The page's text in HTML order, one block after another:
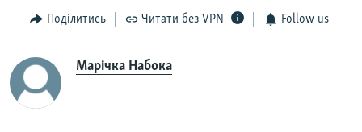
Поділитись Читати без VPN Follow us
Марічка Набока